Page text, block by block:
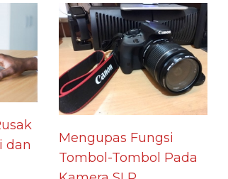
dan
Mengupas Fungsi
Tombol-Tombol Pada